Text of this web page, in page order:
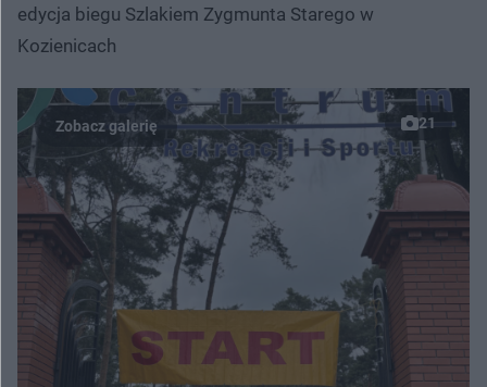
edycja biegu Szlakiem Zygmunta Starego w
Kozienicach
21